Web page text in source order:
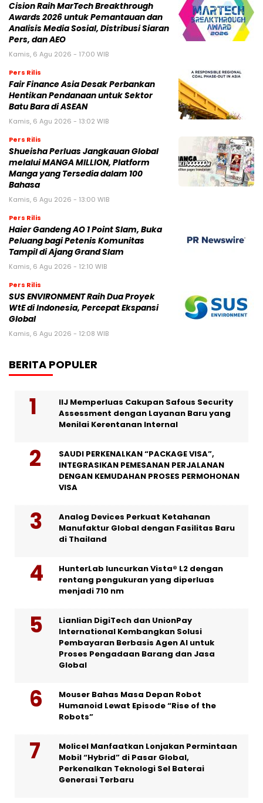
Cision Raih MarTech Breakthrough
Awards 2026 untuk Pemantauan dan
Analisis Media Sosial, Distribusi Siaran
Pers, dan AEO
Kamis, 6 Agu 2026 - 17:00 WIB
Pers Rilis
Fair Finance Asia Desak Perbankan
Hentikan Pendanaan untuk Sektor
Batu Bara di ASEAN
Kamis, 6 Agu 2026 - 13:02 WIB
Pers Rilis
Shueisha Perluas Jangkauan Global
melalui MANGA MILLION, Platform
Manga yang Tersedia dalam 100
Bahasa
Kamis, 6 Agu 2026 - 13:00 WIB
Pers Rilis
Haier Gandeng AO 1 Point Slam, Buka
Peluang bagi Petenis Komunitas
Tampil di Ajang Grand Slam
Kamis, 6 Agu 2026 - 12:10 WIB
Pers Rilis
SUS ENVIRONMENT Raih Dua Proyek
WtE di Indonesia, Percepat Ekspansi
Global
Kamis, 6 Agu 2026 - 12:08 WIB
BERITA POPULER
IIJ Memperluas Cakupan Safous Security
Assessment dengan Layanan Baru yang
Menilai Kerentanan Internal
SAUDI PERKENALKAN “PACKAGE VISA”,
INTEGRASIKAN PEMESANAN PERJALANAN
DENGAN KEMUDAHAN PROSES PERMOHONAN
VISA
Analog Devices Perkuat Ketahanan
Manufaktur Global dengan Fasilitas Baru
di Thailand
HunterLab luncurkan Vista® L2 dengan
rentang pengukuran yang diperluas
menjadi 710 nm
Lianlian DigiTech dan UnionPay
International Kembangkan Solusi
Pembayaran Berbasis Agen AI untuk
Proses Pengadaan Barang dan Jasa
Global
Mouser Bahas Masa Depan Robot
Humanoid Lewat Episode “Rise of the
Robots”
Molicel Manfaatkan Lonjakan Permintaan
Mobil “Hybrid” di Pasar Global,
Perkenalkan Teknologi Sel Baterai
Generasi Terbaru